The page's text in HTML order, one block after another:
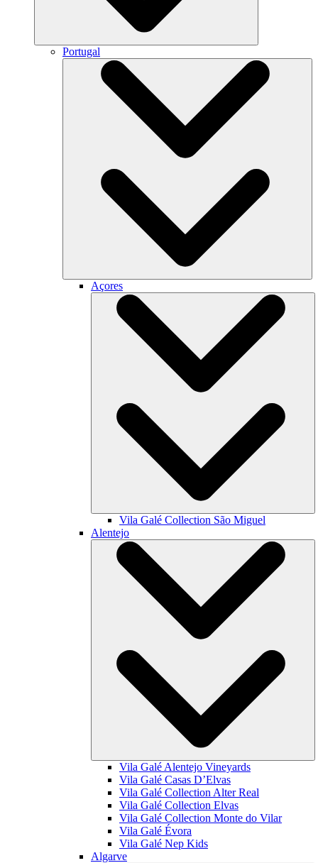
Portugal
Açores
Vila Galé Collection São Miguel
Alentejo
Vila Galé Alentejo Vineyards
Vila Galé Casas D’Elvas
Vila Galé Collection Alter Real
Vila Galé Collection Elvas
Vila Galé Collection Monte do Vilar
Vila Galé Évora
Vila Galé Nep Kids
Algarve